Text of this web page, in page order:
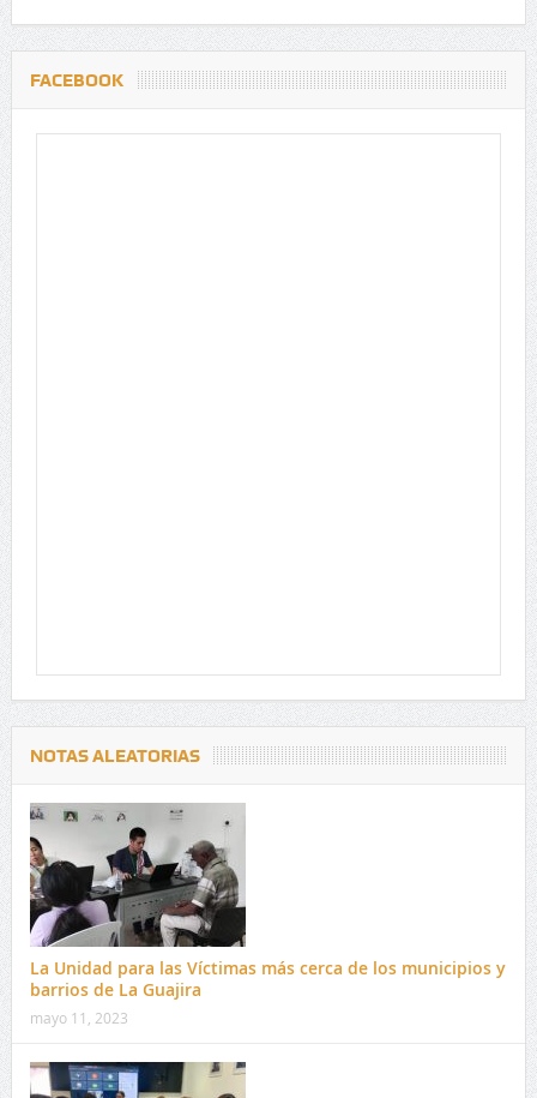
FACEBOOK
NOTAS ALEATORIAS
La Unidad para las Víctimas más cerca de los municipios y
barrios de La Guajira
mayo 11, 2023